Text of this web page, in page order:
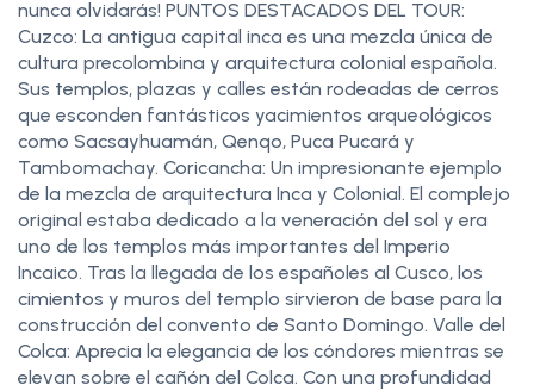
nunca olvidarás! PUNTOS DESTACADOS DEL TOUR:
Cuzco: La antigua capital inca es una mezcla única de
cultura precolombina y arquitectura colonial española.
Sus templos, plazas y calles están rodeadas de cerros
que esconden fantásticos yacimientos arqueológicos
como Sacsayhuamán, Qenqo, Puca Pucará y
Tambomachay. Coricancha: Un impresionante ejemplo
de la mezcla de arquitectura Inca y Colonial. El complejo
original estaba dedicado a la veneración del sol y era
uno de los templos más importantes del Imperio
Incaico. Tras la llegada de los españoles al Cusco, los
cimientos y muros del templo sirvieron de base para la
construcción del convento de Santo Domingo. Valle del
Colca: Aprecia la elegancia de los cóndores mientras se
elevan sobre el cañón del Colca. Con una profundidad